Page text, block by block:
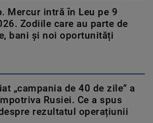
Mercur intră în Leu pe 9
Zodiile care au parte de
bani și noi oportunități
„campania de 40 de zile” a
Rusiei. Ce a spus
rezultatul operațiunii